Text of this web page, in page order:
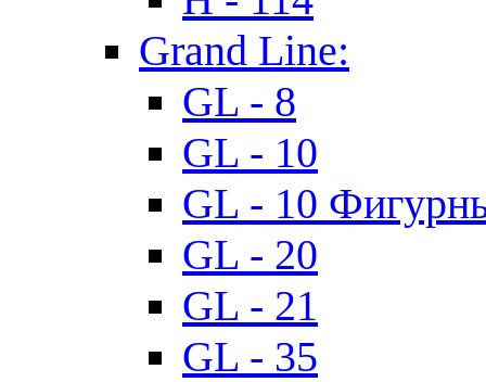
Grand Line:
GL - 8
GL - 10
GL - 10
GL - 20
GL - 21
GL - 35